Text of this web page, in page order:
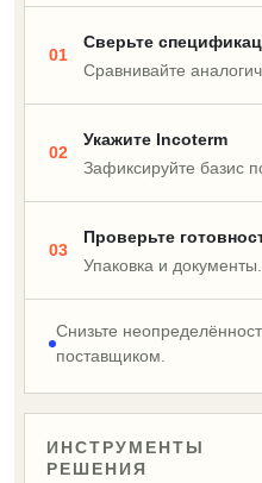
01
Сверьте
Сравнивайте
02
Укажите Incoterm
Зафиксируйте базис
03
Проверьте
Упаковка и документы.
Снизьте
поставщиком.
ИНСТРУМЕНТЫ
РЕШЕНИЯ